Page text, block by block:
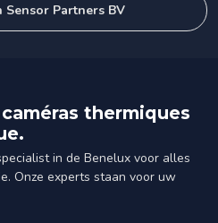
Sensor Partners BV
thermiques
in de Benelux voor alles
Onze experts staan voor uw